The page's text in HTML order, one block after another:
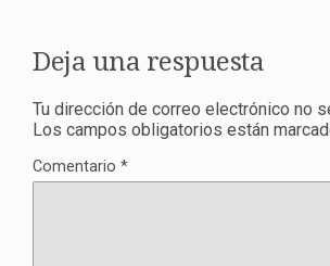
Deja una respuesta
Tu dirección de correo electrónico no
Los campos obligatorios están
Comentario *